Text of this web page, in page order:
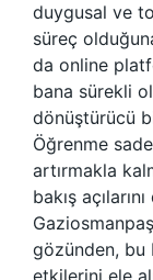
duygusal ve
süreç
da online
bana sürekli
dönüştürücü
Öğrenme
artırmakla
bakış
gözünden, bu
etkilerini ele